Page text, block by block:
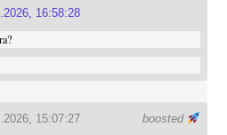
16:58:28
boosted
15:07:27